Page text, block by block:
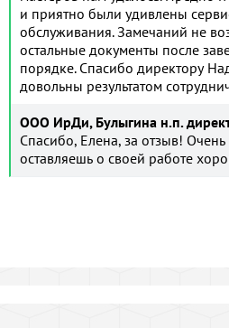
и приятно были удивлены
обслуживания. Замечаний не
остальные документы после
порядке. Спасибо директору
довольны результатом
ООО ИрДи, Булыгина н.п.
Спасибо, Елена, за отзыв!
оставляешь о своей работе